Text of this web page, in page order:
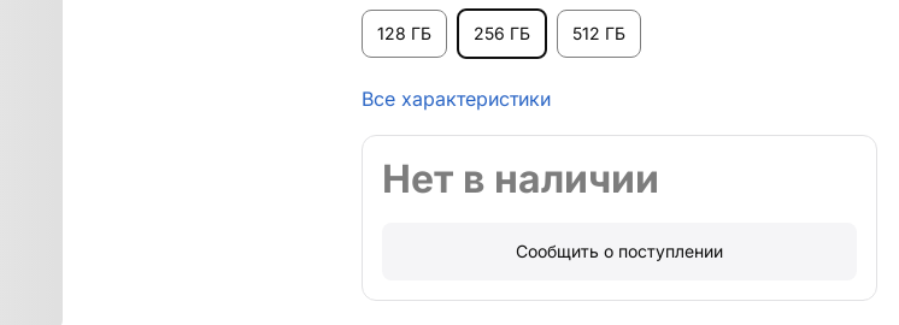
128 ГБ 256 ГБ 512 ГБ
Все характеристики
Нет в наличии
Сообщить о поступлении